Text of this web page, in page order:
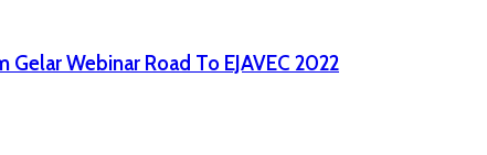
Webinar Road To EJAVEC 2022